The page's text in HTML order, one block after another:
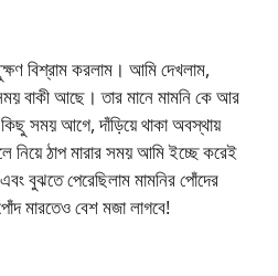
বিশ্রাম করলাম। আমি দেখলাম,
বাকী আছে। তার মানে মামনি কে আর
সময় আগে, দাঁড়িয়ে থাকা অবস্থায়
নিয়ে ঠাপ মারার সময় আমি ইচ্ছে করেই
বুঝতে পেরেছিলাম মামনির পোঁদের
মারতেও বেশ মজা লাগবে!